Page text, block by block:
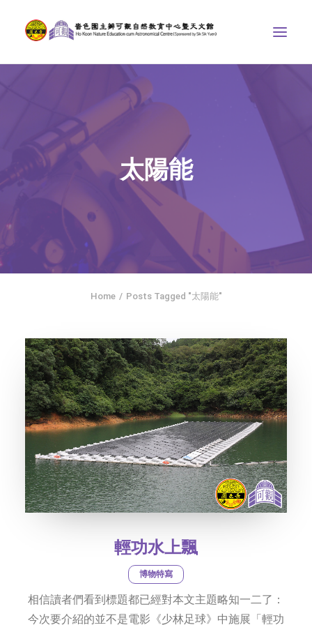
天文館
博物天地
比賽/專題計劃
聯絡我們
SEARCH
社交平台
字型大小
太陽能
Home Posts Tagged "太陽能"
輕功水上飄
博物特寫
相信讀者們看到標題都已經對本文主題略知一二了：
今次要介紹的並不是電影《少林足球》中施展「輕功